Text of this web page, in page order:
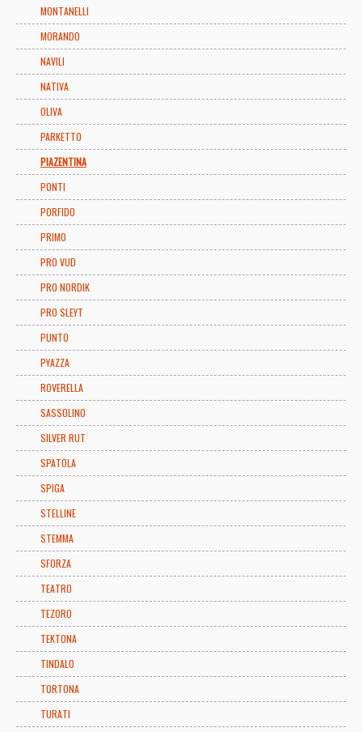
MONTANELLI
MORANDO
NAVILI
NATIVA
OLIVA
PARKETTO
PIAZENTINA
PONTI
PORFIDO
PRIMO
PRO VUD
PRO NORDIK
PRO SLEYT
PUNTO
PYAZZA
ROVERELLA
SASSOLINO
SILVER RUT
SPATOLA
SPIGA
STELLINE
STEMMA
SFORZA
TEATRO
TEZORO
TEKTONA
TINDALO
TORTONA
TURATI